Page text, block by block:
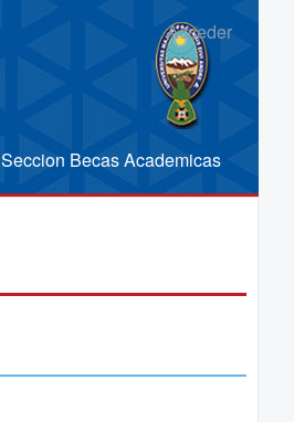
Acceder
Seccion Becas Academicas